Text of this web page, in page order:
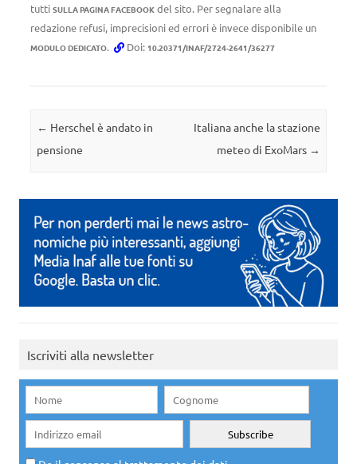
tutti SULLA PAGINA FACEBOOK del sito. Per segnalare alla
redazione refusi, imprecisioni ed errori è invece disponibile un
MODULO DEDICATO. Doi: 10.20371/INAF/2724-2641/36277
Navigazione articolo
← Herschel è andato in
pensione
Italiana anche la stazione
meteo di ExoMars →
Iscriviti alla newsletter